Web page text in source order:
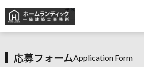
応募フォームApplication Form